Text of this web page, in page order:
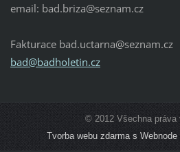
email: bad.briza@seznam.cz
Fakturace bad.uctarna@seznam.cz
bad@badholetin.cz
© 2012 Všechna práva
Tvorba webu zdarma s Webnode